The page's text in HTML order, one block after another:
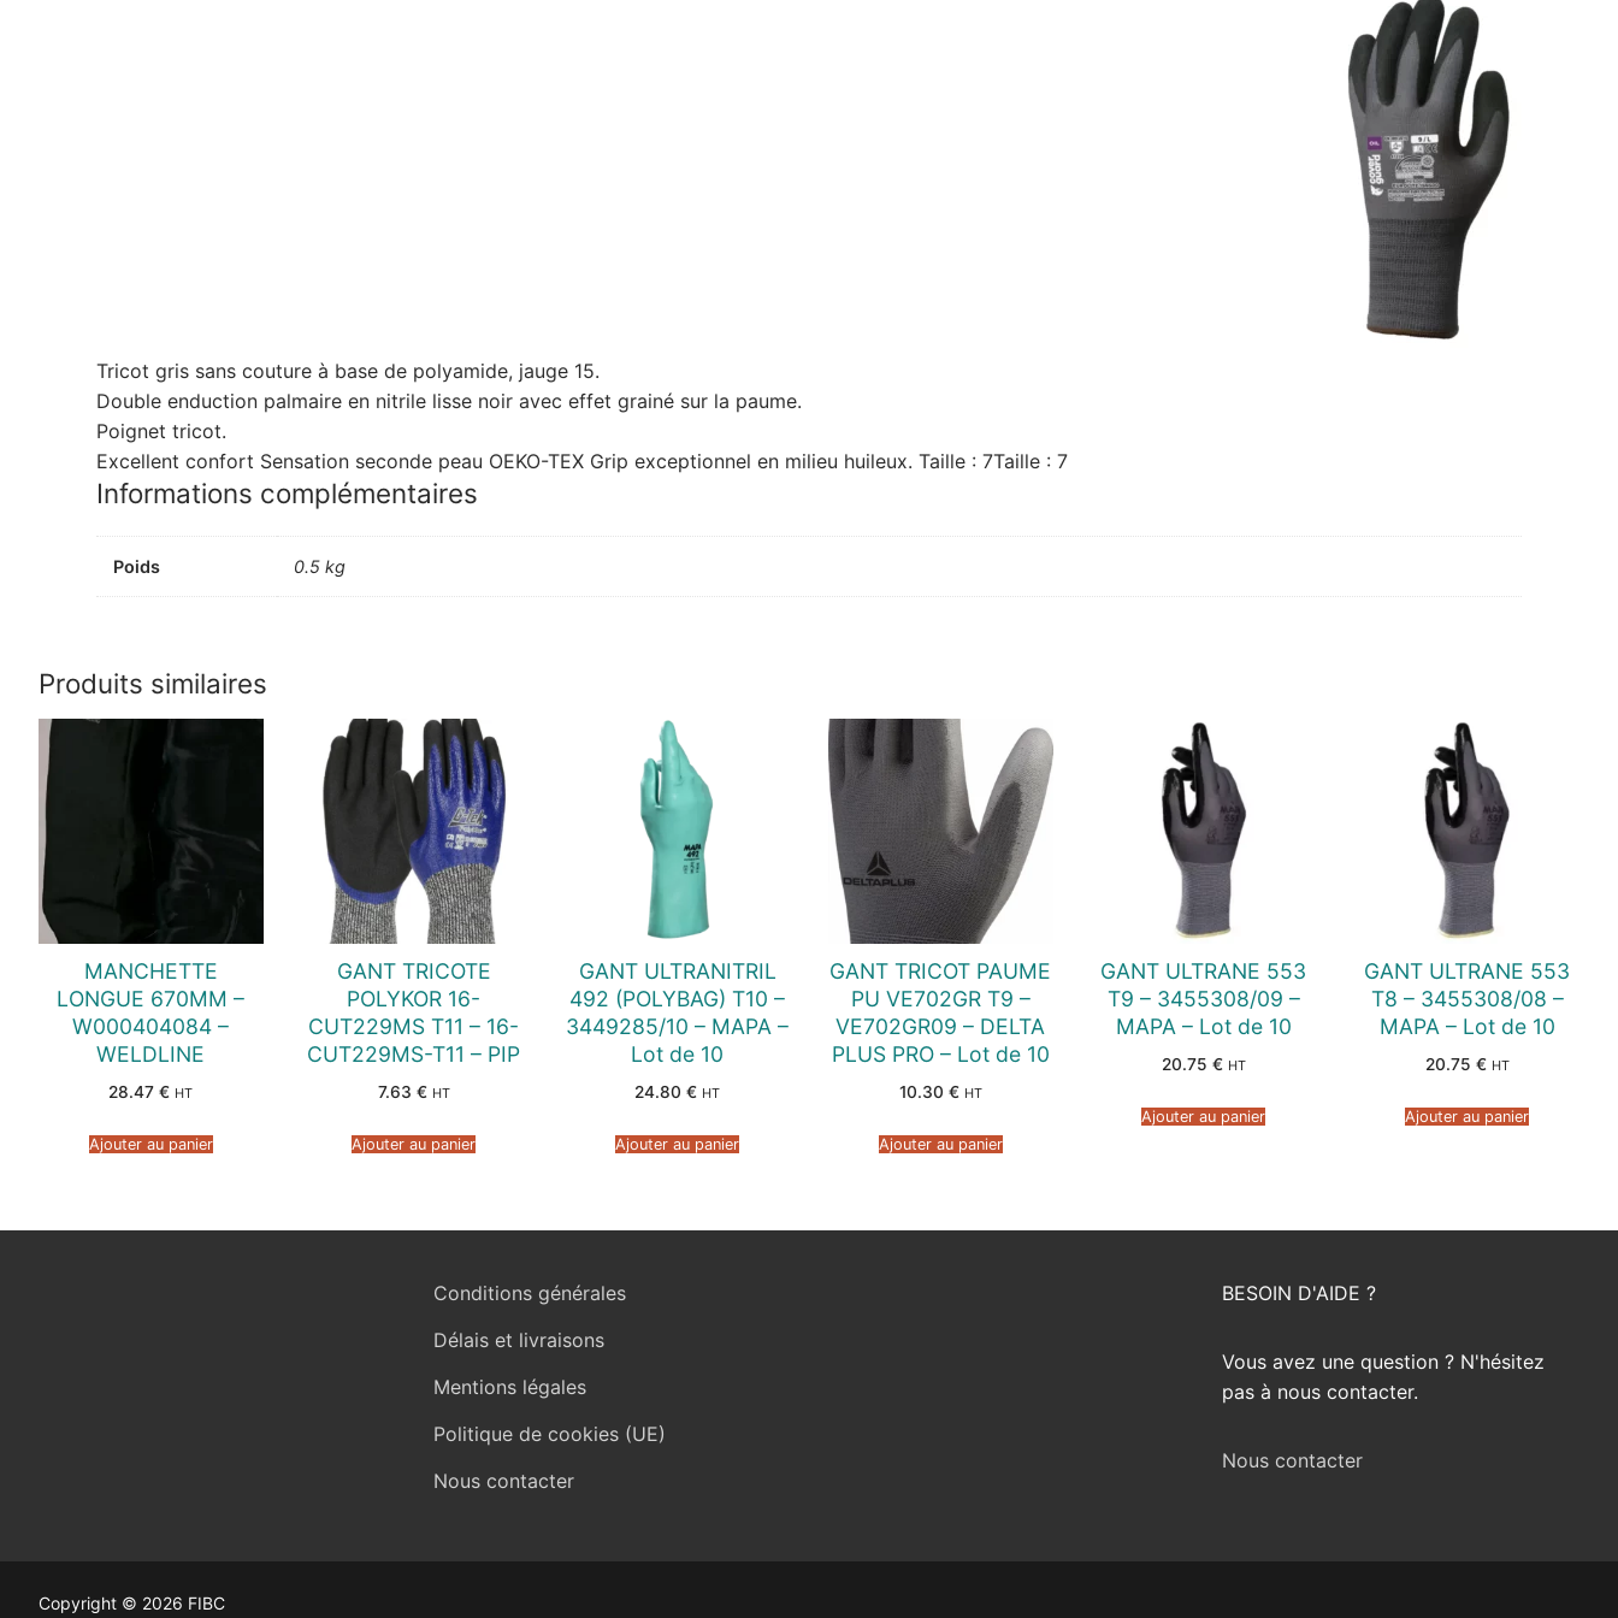
Tricot gris sans couture à base de polyamide, jauge 15.
Double enduction palmaire en nitrile lisse noir avec effet grainé sur la paume.
Poignet tricot.
Excellent confort Sensation seconde peau OEKO-TEX Grip exceptionnel en milieu huileux. Taille : 7Taille : 7
Informations complémentaires
Poids 0.5 kg
Produits similaires
MANCHETTE
LONGUE 670MM –
W000404084 –
WELDLINE
28.47€ HT
Ajouter au panier
GANT TRICOTE
POLYKOR 16-
CUT229MS T11 – 16-
CUT229MS-T11 – PIP
7.63 € HT
Ajouter au panier
GANT ULTRANITRIL
492 (POLYBAG) T10 –
3449285/10 – MAPA –
Lot de 10
24.80€ HT
Ajouter au panier
GANT TRICOT PAUME
PU VE702GR T9 –
VE702GR09 – DELTA
PLUS PRO – Lot de 10
10.30 € HT
Ajouter au panier
GANT ULTRANE 553
T9 – 3455308/09 –
MAPA – Lot de 10
20.75 € HT
Ajouter au panier
GANT ULTRANE 553
T8 – 3455308/08 –
MAPA – Lot de 10
20.75 € HT
Ajouter au panier
Conditions générales
Délais et livraisons
Mentions légales
Politique de cookies (UE)
Nous contacter
BESOIN D'AIDE ?
Vous avez une question ? N'hésitez
pas à nous contacter.
Nous contacter
Copyright © 2026 FIBC